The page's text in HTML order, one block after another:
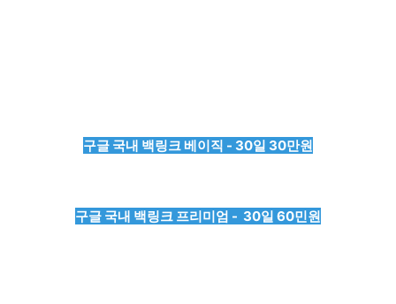
구글 국내 백링크 베이직 - 30일 30만원
구글 국내 백링크 프리미엄 - 30일 60민원